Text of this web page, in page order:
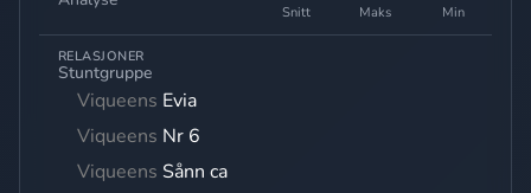
Snitt Maks Min
RELASJONER
Stuntgruppe
Viqueens Evia
Viqueens Nr 6
Viqueens Sånn ca